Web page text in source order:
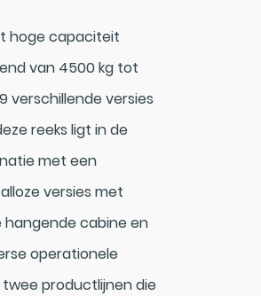
hoge capaciteit
van 4500 kg tot
verschillende versies
reeks ligt in de
met een
versies met
hangende cabine en
operationele
productlijnen die